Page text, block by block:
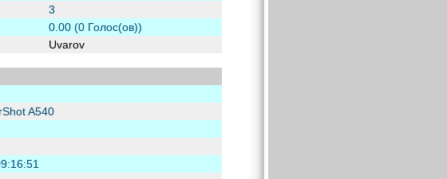
3
0.00 (0 Голос(ов))
Uvarov
A540